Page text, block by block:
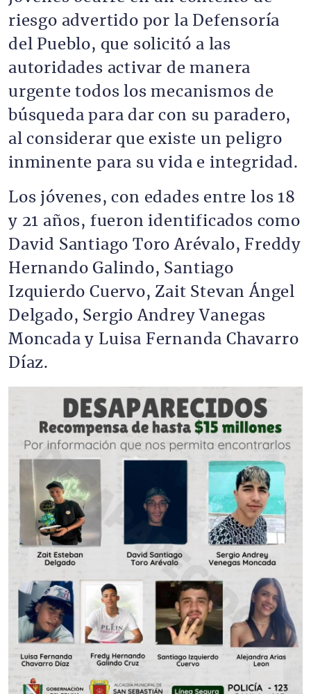
riesgo advertido por la Defensoría
del Pueblo, que solicitó a las
autoridades activar de manera
urgente todos los mecanismos de
búsqueda para dar con su paradero,
al considerar que existe un peligro
inminente para su vida e integridad.
Los jóvenes, con edades entre los 18
y 21 años, fueron identificados como
David Santiago Toro Arévalo, Freddy
Hernando Galindo, Santiago
Izquierdo Cuervo, Zait Stevan Ángel
Delgado, Sergio Andrey Vanegas
Moncada y Luisa Fernanda Chavarro
Díaz.